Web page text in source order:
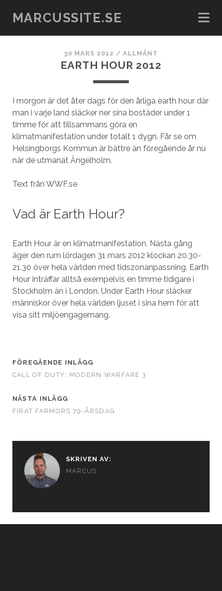
MARCUSSITE.SE
30 MARS 2012 /ALLMÄNT
EARTH HOUR 2012
I morgon är det åter dags för den årliga earth hour där
man i varje land släcker ner sina bostäder under 1
timme för att tillsammans göra en
klimatmanifestation under totalt 1 dygn. Får se om
Helsingborgs Kommun är bättre än föregående år nu
när de utmanat Ängelholm.
Text från WWF.se
Vad är Earth Hour?
Earth Hour är en klimatmanifestation. Nästa gång
äger den rum lördagen 31 mars 2012 klockan 20.30-
21.30 över hela världen med tidszonanpassning. Earth
Hour inträffar alltså exempelvis en timme tidigare i
Stockholm än i London. Under Earth Hour släcker
människor över hela världen ljuset i sina hem för att
visa sitt miljöengagemang.
FÖREGÅENDE INLÄGG
CALL OF DUTY: MODERN WARFARE 3
NÄSTA INLÄGG
FIRAT FARMORS 79-ÅRSDAG
SKRIVEN AV:
MARCUS